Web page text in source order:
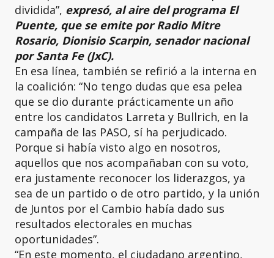
dividida”, expresó, al aire del programa El
Puente, que se emite por Radio Mitre
Rosario, Dionisio Scarpin, senador nacional
por Santa Fe (JxC).
En esa línea, también se refirió a la interna en
la coalición: “No tengo dudas que esa pelea
que se dio durante prácticamente un año
entre los candidatos Larreta y Bullrich, en la
campaña de las PASO, sí ha perjudicado.
Porque si había visto algo en nosotros,
aquellos que nos acompañaban con su voto,
era justamente reconocer los liderazgos, ya
sea de un partido o de otro partido, y la unión
de Juntos por el Cambio había dado sus
resultados electorales en muchas
oportunidades”.
“En este momento, el ciudadano argentino,